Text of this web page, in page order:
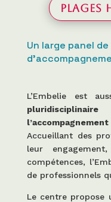
Plages
Un large panel
L’Embelie est
Accueillant des
leur
compétences,
de professionnels
Le centre propose